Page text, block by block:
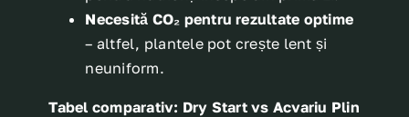
Necesită CO₂ pentru rezultate optime
– altfel, plantele pot crește lent și
neuniform.
Tabel comparativ: Dry Start vs Acvariu Plin